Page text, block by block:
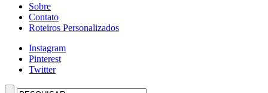
Sobre
Contato
Roteiros Personalizados
Instagram
Pinterest
Twitter